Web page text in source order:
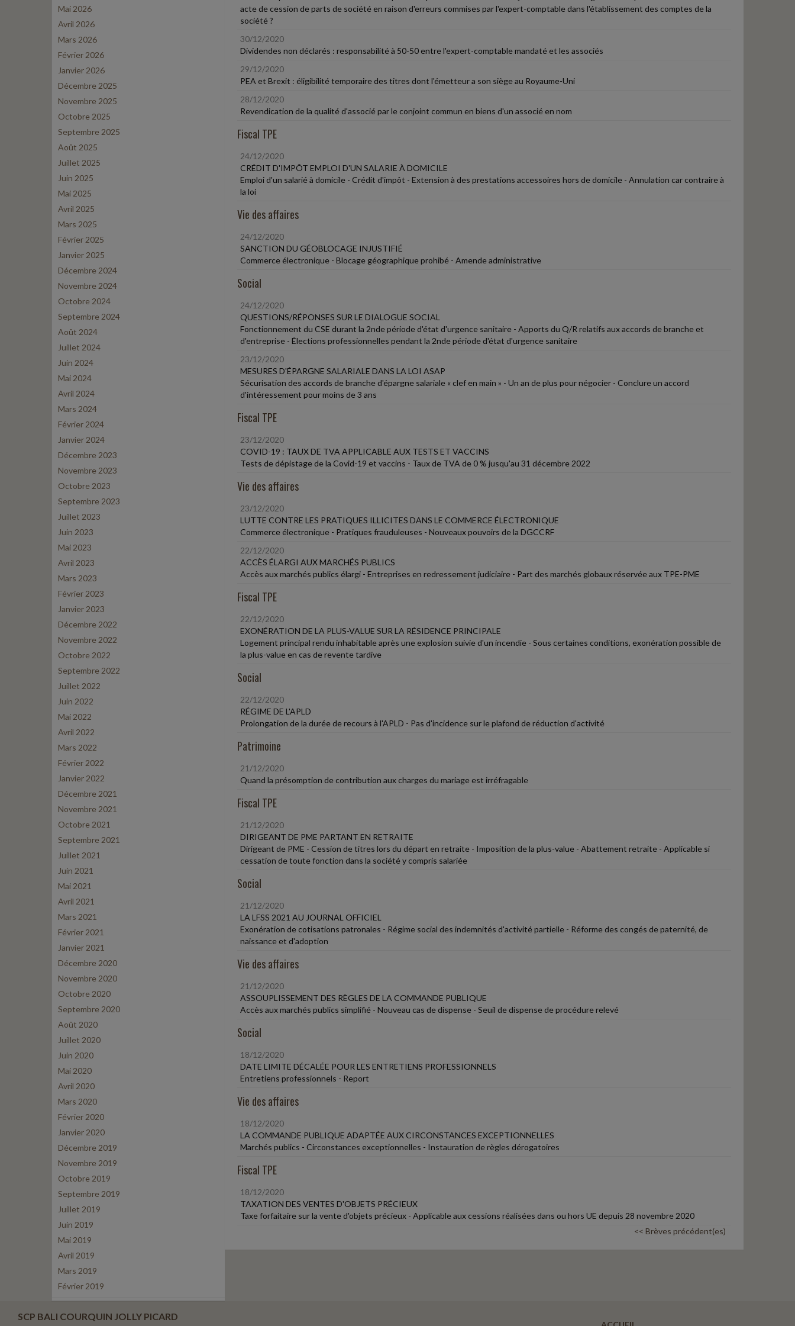
Mai 2026
Avril 2026
Mars 2026
Février 2026
Janvier 2026
Décembre 2025
Novembre 2025
Octobre 2025
Septembre 2025
Août 2025
Juillet 2025
Juin 2025
Mai 2025
Avril 2025
Mars 2025
Février 2025
Janvier 2025
Décembre 2024
Novembre 2024
Octobre 2024
Septembre 2024
Août 2024
Juillet 2024
Juin 2024
Mai 2024
Avril 2024
Mars 2024
Février 2024
Janvier 2024
Décembre 2023
Novembre 2023
Octobre 2023
Septembre 2023
Juillet 2023
Juin 2023
Mai 2023
Avril 2023
Mars 2023
Février 2023
Janvier 2023
Décembre 2022
Novembre 2022
Octobre 2022
Septembre 2022
Juillet 2022
Juin 2022
Mai 2022
Avril 2022
Mars 2022
Février 2022
Janvier 2022
Décembre 2021
Novembre 2021
Octobre 2021
Septembre 2021
Juillet 2021
Juin 2021
Mai 2021
Avril 2021
Mars 2021
Février 2021
Janvier 2021
Décembre 2020
Novembre 2020
Octobre 2020
Septembre 2020
Août 2020
Juillet 2020
Juin 2020
Mai 2020
Avril 2020
Mars 2020
Février 2020
Janvier 2020
Décembre 2019
Novembre 2019
Octobre 2019
Septembre 2019
Juillet 2019
Juin 2019
Mai 2019
Avril 2019
Mars 2019
Février 2019
acte de cession de parts de société en raison d'erreurs commises par l'expert-comptable dans l'établissement des comptes de la
société ?
30/12/2020
Dividendes non déclarés : responsabilité à 50-50 entre l'expert-comptable mandaté et les associés
29/12/2020
PEA et Brexit : éligibilité temporaire des titres dont l'émetteur a son siège au Royaume-Uni
28/12/2020
Revendication de la qualité d'associé par le conjoint commun en biens d'un associé en nom
Fiscal TPE
24/12/2020
CRÉDIT D'IMPÔT EMPLOI D'UN SALARIE À DOMICILE
Emploi d'un salarié à domicile - Crédit d'impôt - Extension à des prestations accessoires hors de domicile - Annulation car contraire à
la loi
Vie des affaires
24/12/2020
SANCTION DU GÉOBLOCAGE INJUSTIFIÉ
Commerce électronique - Blocage géographique prohibé - Amende administrative
Social
24/12/2020
QUESTIONS/RÉPONSES SUR LE DIALOGUE SOCIAL
Fonctionnement du CSE durant la 2nde période d'état d'urgence sanitaire - Apports du Q/R relatifs aux accords de branche et
d'entreprise - Élections professionnelles pendant la 2nde période d'état d'urgence sanitaire
23/12/2020
MESURES D'ÉPARGNE SALARIALE DANS LA LOI ASAP
Sécurisation des accords de branche d'épargne salariale « clef en main » - Un an de plus pour négocier - Conclure un accord
d'intéressement pour moins de 3 ans
Fiscal TPE
23/12/2020
COVID-19 : TAUX DE TVA APPLICABLE AUX TESTS ET VACCINS
Tests de dépistage de la Covid-19 et vaccins - Taux de TVA de 0 % jusqu'au 31 décembre 2022
Vie des affaires
23/12/2020
LUTTE CONTRE LES PRATIQUES ILLICITES DANS LE COMMERCE ÉLECTRONIQUE
Commerce électronique - Pratiques frauduleuses - Nouveaux pouvoirs de la DGCCRF
22/12/2020
ACCÈS ÉLARGI AUX MARCHÉS PUBLICS
Accès aux marchés publics élargi - Entreprises en redressement judiciaire - Part des marchés globaux réservée aux TPE-PME
Fiscal TPE
22/12/2020
EXONÉRATION DE LA PLUS-VALUE SUR LA RÉSIDENCE PRINCIPALE
Logement principal rendu inhabitable après une explosion suivie d'un incendie - Sous certaines conditions, exonération possible de
la plus-value en cas de revente tardive
Social
22/12/2020
RÉGIME DE L'APLD
Prolongation de la durée de recours à l'APLD - Pas d'incidence sur le plafond de réduction d'activité
Patrimoine
21/12/2020
Quand la présomption de contribution aux charges du mariage est irréfragable
Fiscal TPE
21/12/2020
DIRIGEANT DE PME PARTANT EN RETRAITE
Dirigeant de PME - Cession de titres lors du départ en retraite - Imposition de la plus-value - Abattement retraite - Applicable si
cessation de toute fonction dans la société y compris salariée
Social
21/12/2020
LA LFSS 2021 AU JOURNAL OFFICIEL
Exonération de cotisations patronales - Régime social des indemnités d'activité partielle - Réforme des congés de paternité, de
naissance et d'adoption
Vie des affaires
21/12/2020
ASSOUPLISSEMENT DES RÈGLES DE LA COMMANDE PUBLIQUE
Accès aux marchés publics simplifié - Nouveau cas de dispense - Seuil de dispense de procédure relevé
Social
18/12/2020
DATE LIMITE DÉCALÉE POUR LES ENTRETIENS PROFESSIONNELS
Entretiens professionnels - Report
Vie des affaires
18/12/2020
LA COMMANDE PUBLIQUE ADAPTÉE AUX CIRCONSTANCES EXCEPTIONNELLES
Marchés publics - Circonstances exceptionnelles - Instauration de règles dérogatoires
Fiscal TPE
18/12/2020
TAXATION DES VENTES D'OBJETS PRÉCIEUX
Taxe forfaitaire sur la vente d'objets précieux - Applicable aux cessions réalisées dans ou hors UE depuis 28 novembre 2020
<< Brèves précédent(es)
SCP BALI COURQUIN JOLLY PICARD